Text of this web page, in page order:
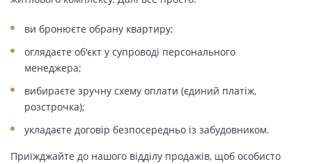
ви бронюєте обрану квартиру;
оглядаєте об'єкт у супроводі персонального
менеджера;
вибираєте зручну схему оплати (єдиний платіж,
розстрочка);
укладаєте договір безпосередньо із забудовником.
Приїжджайте до нашого відділу продажів, щоб особисто